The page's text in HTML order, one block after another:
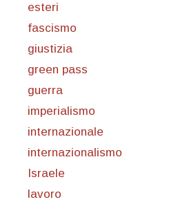
esteri
fascismo
giustizia
green pass
guerra
imperialismo
internazionale
internazionalismo
Israele
lavoro